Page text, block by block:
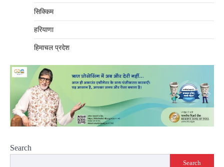
सिक्किम
हरियाणा
हिमाचल प्रदेश
Search
Search